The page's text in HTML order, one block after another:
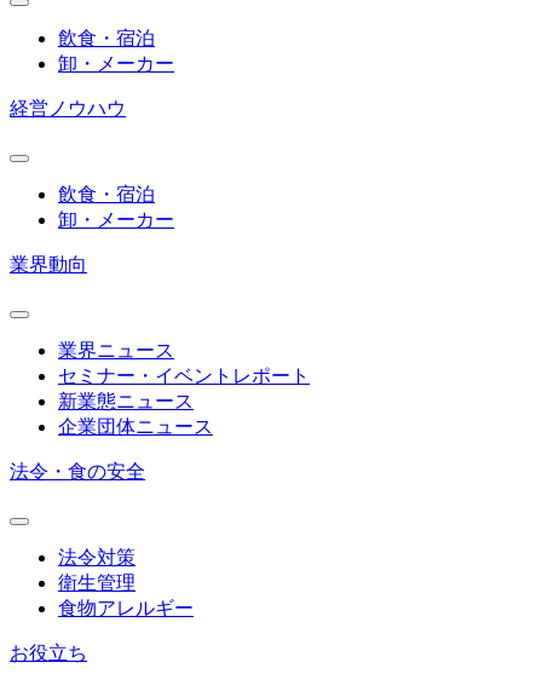
飲食・宿泊
卸・メーカー
経営ノウハウ
飲食・宿泊
卸・メーカー
業界動向
業界ニュース
セミナー・イベントレポート
新業態ニュース
企業団体ニュース
法令・食の安全
法令対策
衛生管理
食物アレルギー
お役立ち